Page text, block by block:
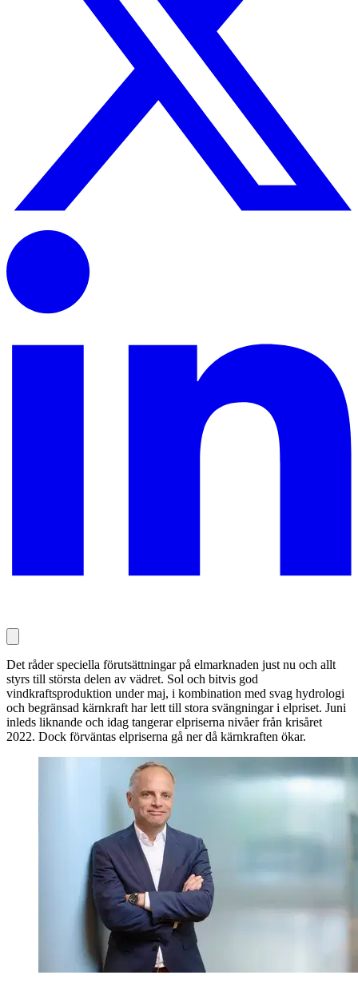
Det råder speciella förutsättningar på elmarknaden just nu och allt
styrs till största delen av vädret. Sol och bitvis god
vindkraftsproduktion under maj, i kombination med svag hydrologi
och begränsad kärnkraft har lett till stora svängningar i elpriset. Juni
inleds liknande och idag tangerar elpriserna nivåer från krisåret
2022. Dock förväntas elpriserna gå ner då kärnkraften ökar.